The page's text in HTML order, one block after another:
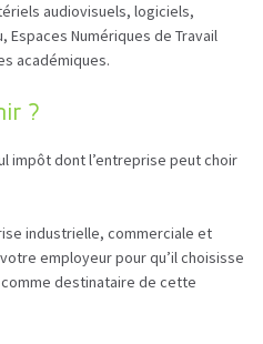
audiovisuels, logiciels,
Numériques de Travail
académiques.
?
impôt dont l’entreprise peut choir
industrielle, commerciale et
employeur pour qu’il choisisse
destinataire de cette